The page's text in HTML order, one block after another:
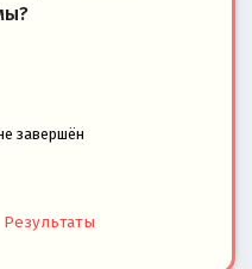
завершён
Результаты